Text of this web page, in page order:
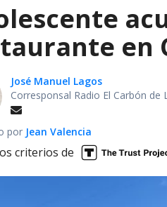
en
José Manuel Lagos
Corresponsal Radio El Carbón de
por Jean Valencia
criterios de